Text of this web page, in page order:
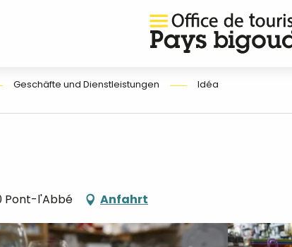
Geschäfte und Dienstleistungen Idéa
Pont-l'Abbé Anfahrt